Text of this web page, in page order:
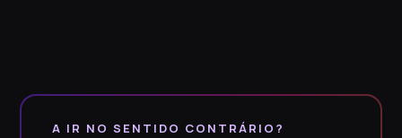
A IR NO SENTIDO CONTRÁRIO?